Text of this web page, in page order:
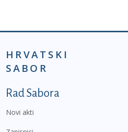
HRVATSKI
SABOR
Podnožje prvi izbornik
Rad Sabora
Novi akti